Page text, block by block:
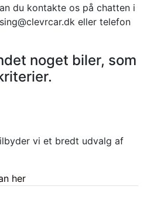
du kontakte os på chatten i
eller telefon
noget biler, som
vi et bredt udvalg af
her